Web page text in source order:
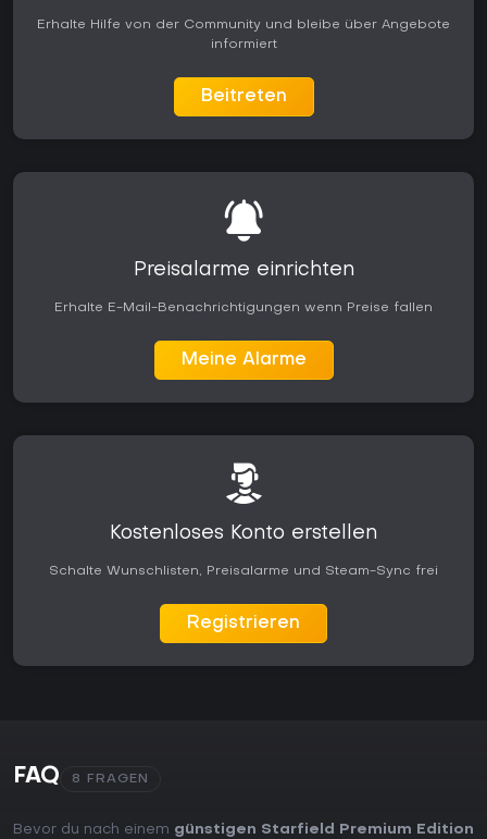
Erhalte Hilfe von der Community und bleibe über Angebote
informiert
Beitreten
Preisalarme einrichten
Erhalte E-Mail-Benachrichtigungen wenn Preise fallen
Meine Alarme
Kostenloses Konto erstellen
Schalte Wunschlisten, Preisalarme und Steam-Sync frei
Registrieren
FAQ 8 FRAGEN
Bevor du nach einem günstigen Starfield Premium Edition